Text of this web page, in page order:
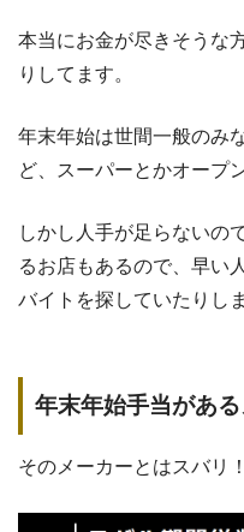
本当にお金が尽きそうな
りしてます。
年末年始は世間一般のみ
ど、スーパーとかオープ
しかし人手が足らないの
るお店もあるので、早い
バイトを探していたりし
年末年始手当があ
そのメーカーとはスバリ！